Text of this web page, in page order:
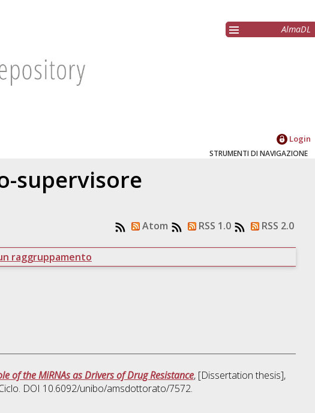
AlmaDL
Login
STRUMENTI DI NAVIGAZIONE
supervisore
Atom RSS 1.0 RSS 2.0
raggruppamento
of the MiRNAs as Drivers of Drug Resistance, [Dissertation thesis],
DOI 10.6092/unibo/amsdottorato/7572.